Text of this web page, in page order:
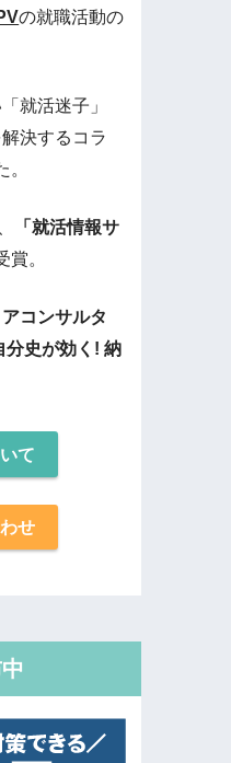
の就職活動の
就活迷子」
決するコラ
。
「就活情報サ
賞。
コンサルタ
分史が効く! 納
て
せ